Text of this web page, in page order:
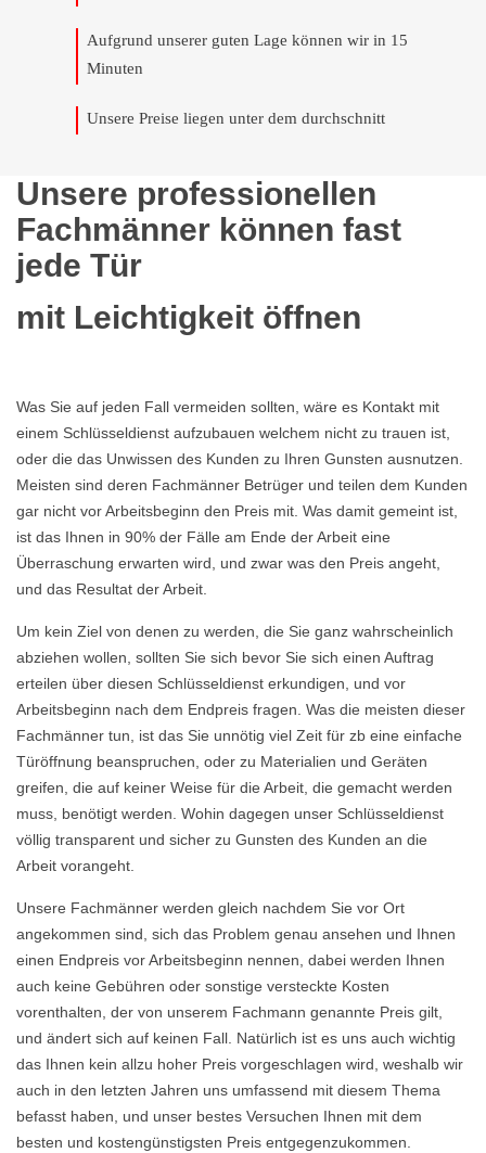
Aufgrund unserer guten Lage können wir in 15
Minuten
Unsere Preise liegen unter dem durchschnitt
Unsere professionellen
Fachmänner können fast
jede Tür
mit Leichtigkeit öffnen
Was Sie auf jeden Fall vermeiden sollten, wäre es Kontakt mit
einem Schlüsseldienst aufzubauen welchem nicht zu trauen ist,
oder die das Unwissen des Kunden zu Ihren Gunsten ausnutzen.
Meisten sind deren Fachmänner Betrüger und teilen dem Kunden
gar nicht vor Arbeitsbeginn den Preis mit. Was damit gemeint ist,
ist das Ihnen in 90% der Fälle am Ende der Arbeit eine
Überraschung erwarten wird, und zwar was den Preis angeht,
und das Resultat der Arbeit.
Um kein Ziel von denen zu werden, die Sie ganz wahrscheinlich
abziehen wollen, sollten Sie sich bevor Sie sich einen Auftrag
erteilen über diesen Schlüsseldienst erkundigen, und vor
Arbeitsbeginn nach dem Endpreis fragen. Was die meisten dieser
Fachmänner tun, ist das Sie unnötig viel Zeit für zb eine einfache
Türöffnung beanspruchen, oder zu Materialien und Geräten
greifen, die auf keiner Weise für die Arbeit, die gemacht werden
muss, benötigt werden. Wohin dagegen unser Schlüsseldienst
völlig transparent und sicher zu Gunsten des Kunden an die
Arbeit vorangeht.
Unsere Fachmänner werden gleich nachdem Sie vor Ort
angekommen sind, sich das Problem genau ansehen und Ihnen
einen Endpreis vor Arbeitsbeginn nennen, dabei werden Ihnen
auch keine Gebühren oder sonstige versteckte Kosten
vorenthalten, der von unserem Fachmann genannte Preis gilt,
und ändert sich auf keinen Fall. Natürlich ist es uns auch wichtig
das Ihnen kein allzu hoher Preis vorgeschlagen wird, weshalb wir
auch in den letzten Jahren uns umfassend mit diesem Thema
befasst haben, und unser bestes Versuchen Ihnen mit dem
besten und kostengünstigsten Preis entgegenzukommen.